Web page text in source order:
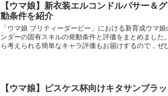
【ウマ娘】新衣装エルコンドルパサー＆
動条件を紹介
「ウマ娘 プリティーダービー」における新育成ウマ
ンダーの固有スキルの発動条件と評価をまとめまし
ら考えられる簡単なキャラ評価もお届けするので，ぜ
【ウマ娘】ピスケス杯向けキタサンブラ